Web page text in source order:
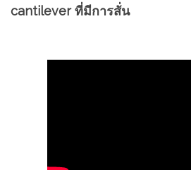
cantilever ที่มีการสั่น